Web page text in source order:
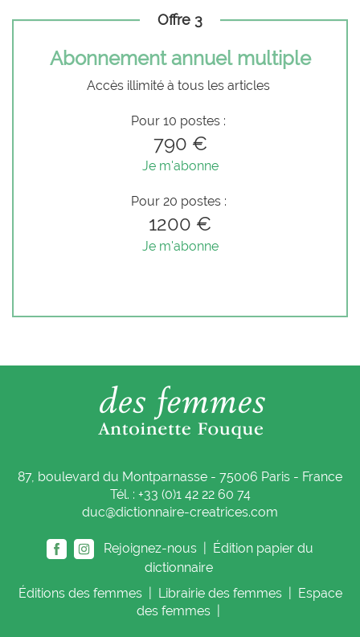
Offre 3
Abonnement annuel multiple
Accès illimité à tous les articles
Pour 10 postes :
790 €
Je m'abonne
Pour 20 postes :
1200 €
Je m'abonne
87, boulevard du Montparnasse - 75006 Paris - France
Tél. : +33 (0)1 42 22 60 74
duc@dictionnaire-creatrices.com
Rejoignez-nous |
Édition papier du
dictionnaire
Éditions des femmes Librairie des femmes
Espace
des femmes